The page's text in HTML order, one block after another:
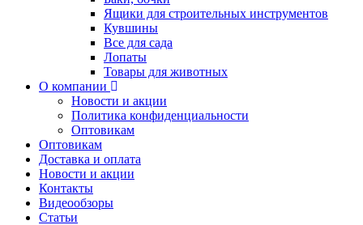
Ящики для строительных инструментов
Кувшины
Все для сада
Лопаты
Товары для животных
О компании
Новости и акции
Политика конфиденциальности
Оптовикам
Оптовикам
Доставка и оплата
Новости и акции
Контакты
Видеообзоры
Статьи